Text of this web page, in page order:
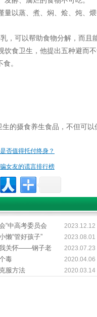
以蒸、煮、焖、烩、炖、
，可以帮助食物分解，而且
食卫生，他提出五种避而不
。
的摄食养生食品，不但可以
否值得托付终身？
女友的谎言排行榜
“中高考委员会 2023.12.12
懒“管好孩子” 2023.08.01
我关怀——钢子老 2023.07.23
毒 2020.04.06
服方法 2020.03.14